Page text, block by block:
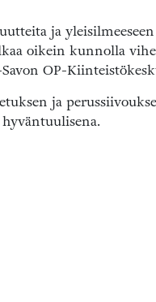
ja
oikein kunnolla
OP-
ja